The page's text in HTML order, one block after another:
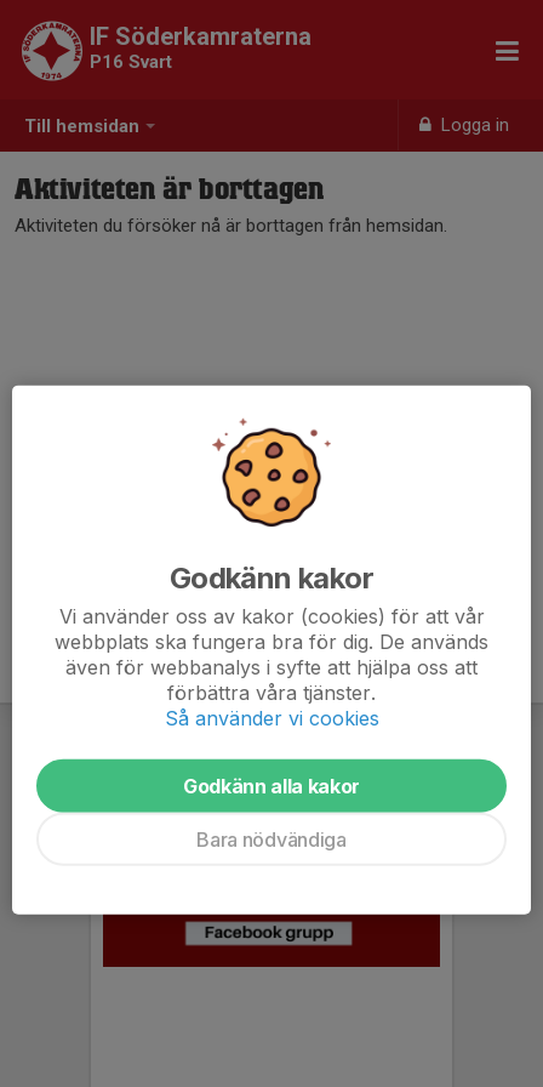
Till hemsidan Logga in
IF Söderkamraterna
P16 Svart
Aktiviteten är borttagen
Aktiviteten du försöker nå är borttagen från hemsidan.
Godkänn kakor
Vi använder oss av kakor (cookies) för att vår
webbplats ska fungera bra för dig. De används
även för webbanalys i syfte att hjälpa oss att
förbättra våra tjänster.
Så använder vi cookies
Godkänn alla kakor
Bara nödvändiga